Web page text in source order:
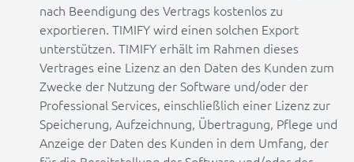
nach Beendigung des Vertrags kostenlos zu
exportieren. TIMIFY wird einen solchen Export
unterstützen. TIMIFY erhält im Rahmen dieses
Vertrages eine Lizenz an den Daten des Kunden zum
Zwecke der Nutzung der Software und/oder der
Professional Services, einschließlich einer Lizenz zur
Speicherung, Aufzeichnung, Übertragung, Pflege und
Anzeige der Daten des Kunden in dem Umfang, der